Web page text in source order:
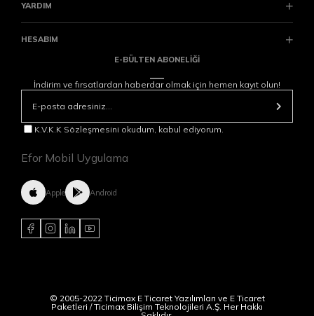
YARDIM
HESABIM
E-BÜLTEN ABONELİĞİ
İndirim ve fırsatlardan haberdar olmak için hemen kayıt olun!
K.V.K.K Sözleşmesini okudum, kabul ediyorum.
Efor Mobil Uygulama
Apple Android
© 2005-2022 Ticimax E Ticaret Yazılımları ve E Ticaret
Paketleri / Ticimax Bilişim Teknolojileri A.Ş. Her Hakkı